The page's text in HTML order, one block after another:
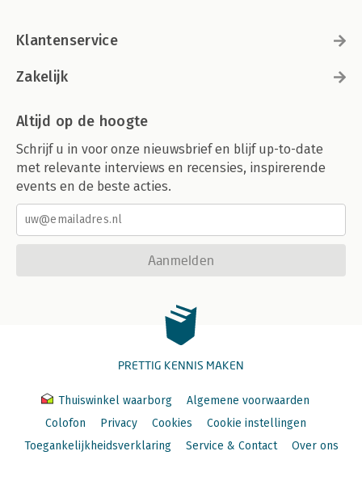
Klantenservice
Zakelijk
Altijd op de hoogte
Schrijf u in voor onze nieuwsbrief en blijf up-to-date
met relevante interviews en recensies, inspirerende
events en de beste acties.
Aanmelden
PRETTIG KENNIS MAKEN
Thuiswinkel waarborg
Algemene voorwaarden
Colofon
Privacy Cookies
Cookie instellingen
Toegankelijkheidsverklaring
Service & Contact Over ons